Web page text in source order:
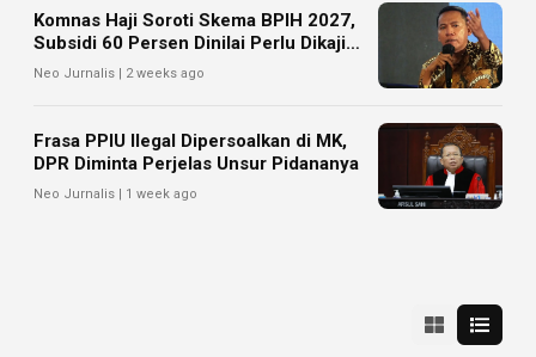
Komnas Haji Soroti Skema BPIH 2027,
Subsidi 60 Persen Dinilai Perlu Dikaji
Matang
Neo Jurnalis | 2 weeks ago
Frasa PPIU Ilegal Dipersoalkan di MK,
DPR Diminta Perjelas Unsur Pidananya
Neo Jurnalis | 1 week ago